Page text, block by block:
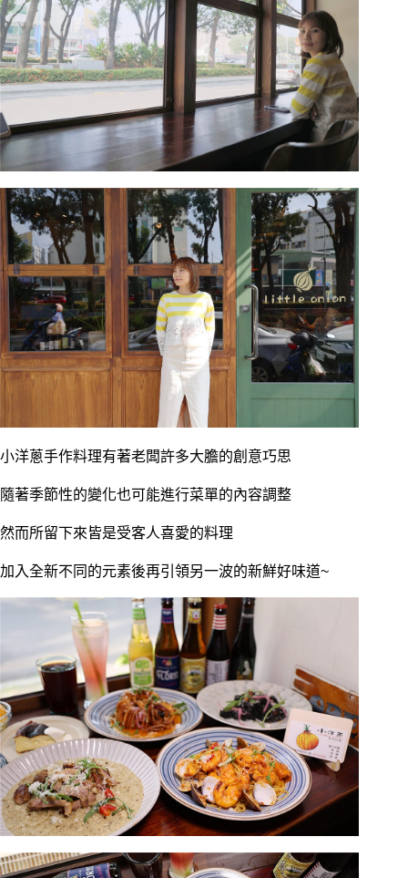
小洋蔥手作料理有著老闆許多大膽的創意巧思
隨著季節性的變化也可能進行菜單的內容調整
然而所留下來皆是受客人喜愛的料理
加入全新不同的元素後再引領另一波的新鮮好味道~